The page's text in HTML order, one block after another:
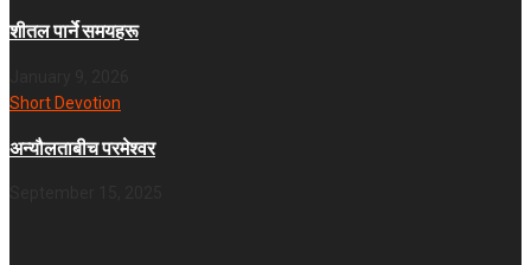
शीतल पार्ने समयहरू
Short Devotion
अन्यौलताबीच परमेश्‍वर